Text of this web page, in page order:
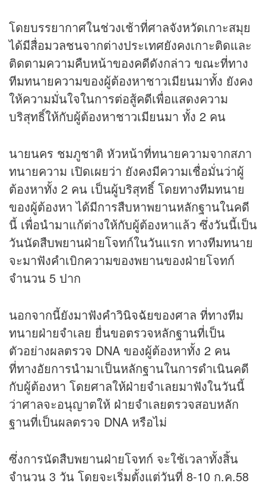
โดยบรรยากาศในช่วงเช้าที่ศาลจังหวัดเกาะสมุย
ได้มีสื่อมวลชนจากต่างประเทศยังคงเกาะติดและ
ติดตามความคืบหน้าของคดีดังกล่าว ขณะที่ทาง
ทีมทนายความของผู้ต้องหาชาวเมียนมาทั้ง ยังคง
ให้ความมั่นใจในการต่อสู้คดีเพื่อแสดงความ
บริสุทธิ์ให้กับผู้ต้องหาชาวเมียนมา ทั้ง 2 คน
นายนคร ชมภูชาติ หัวหน้าที่ทนายความจากสภา
ทนายความ เปิดเผยว่า ยังคงมีความเชื่อมั่นว่าผู้
ต้องหาทั้ง 2 คน เป็นผู้บริสุทธิ์ โดยทางทีมทนาย
ของผู้ต้องหา ได้มีการสืบหาพยานหลักฐานในคดี
นี้ เพื่อนำมาแก้ต่างให้กับผู้ต้องหาแล้ว ซึ่งวันนี้เป็น
วันนัดสืบพยานฝ่ายโจทก์ในวันแรก ทางทีมทนาย
จะมาฟังคำเบิกความของพยานของฝ่ายโจทก์
จำนวน 5 ปาก
นอกจากนี้ยังมาฟังคำวินิจฉัยของศาล ที่ทางทีม
ทนายฝ่ายจำเลย ยื่นขอตรวจหลักฐานที่เป็น
ตัวอย่างผลตรวจ DNA ของผู้ต้องหาทั้ง 2 คน
ที่ทางอัยการนำมาเป็นหลักฐานในการดำเนินคดี
กับผู้ต้องหา โดยศาลให้ฝ่ายจำเลยมาฟังในวันนี้
ว่าศาลจะอนุญาตให้ ฝ่ายจำเลยตรวจสอบหลัก
ฐานที่เป็นผลตรวจ DNA หรือไม่
ซึ่งการนัดสืบพยานฝ่ายโจทก์ จะใช้เวลาทั้งสิ้น
จำนวน 3 วัน โดยจะเริ่มตั้งแต่วันที่ 8-10 ก.ค.58